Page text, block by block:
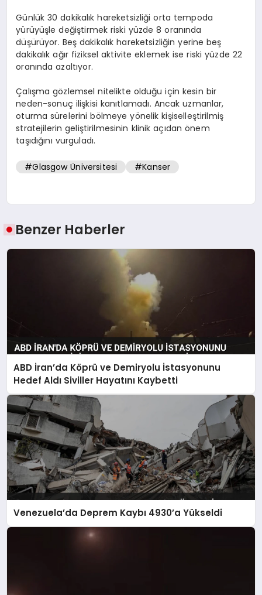
Günlük 30 dakikalık hareketsizliği orta tempoda
yürüyüşle değiştirmek riski yüzde 8 oranında
düşürüyor. Beş dakikalık hareketsizliğin yerine beş
dakikalık ağır fiziksel aktivite eklemek ise riski yüzde 22
oranında azaltıyor.
Çalışma gözlemsel nitelikte olduğu için kesin bir
neden-sonuç ilişkisi kanıtlamadı. Ancak uzmanlar,
oturma sürelerini bölmeye yönelik kişiselleştirilmiş
stratejilerin geliştirilmesinin klinik açıdan önem
taşıdığını vurguladı.
#Glasgow Üniversitesi #Kanser
Benzer Haberler
ABD İran’da Köprü ve Demiryolu İstasyonunu
Hedef Aldı Siviller Hayatını Kaybetti
Venezuela’da Deprem Kaybı 4930’a Yükseldi